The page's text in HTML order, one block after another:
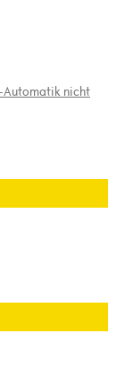
Automatik nicht